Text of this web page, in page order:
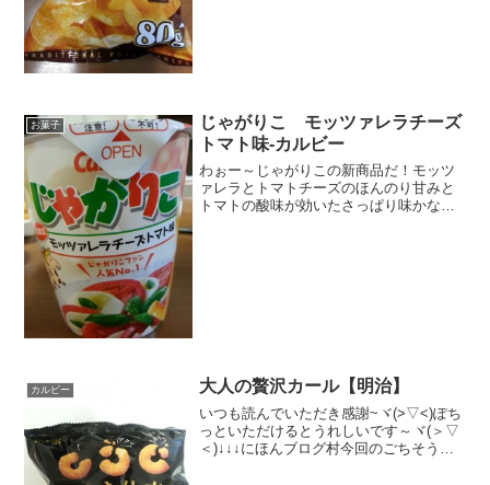
お菓子
じゃがりこ モッツァレラチーズ
トマト味-カルビー
わぉー～じゃがりこの新商品だ！モッツ
ァレラとトマトチーズのほんのり甘みと
トマトの酸味が効いたさっぱり味かな？
カルビー 大人の贅沢カール【明治】
いつも読んでいただき感謝~ヾ(>▽<)ぽち
っといただけるとうれしいです～ヾ(＞▽
＜)↓↓↓にほんブログ村今回のごちそうは